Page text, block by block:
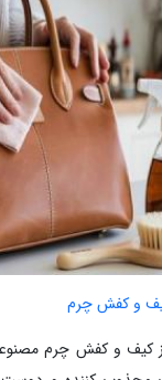
کیف و کفش چرم